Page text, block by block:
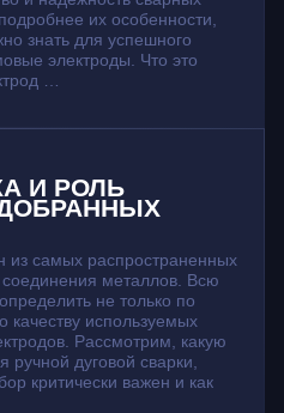
их особенности,
знать для успешного
электроды. Что это
…
И РОЛЬ
из самых распространенных
металлов. Всю
не только по
используемых
Рассмотрим, какую
ручной дуговой сварки,
критически важен и как